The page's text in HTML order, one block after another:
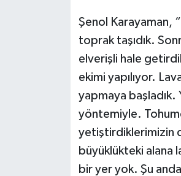
Şenol Karayaman,
toprak taşıdık.
elverişli hale
ekimi yapılıyor.
yapmaya
yöntemiyle.
yetiştirdiklerimizin
büyüklükteki alana
bir yer yok. Şu